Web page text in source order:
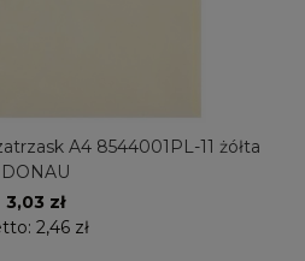
A4 8544001PL-11 żółta
DONAU
3,03 zł
2,46 zł